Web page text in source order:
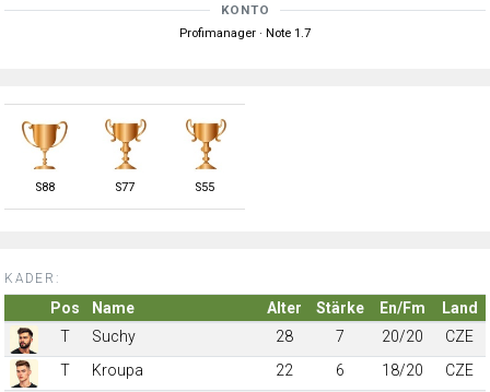
KONTO
Profimanager · Note 1.7
S88 S77 S55
KADER:
Pos Name Alter Stärke En/Fm
Land
T
Suchy 28 7 20/20
CZE
T
Kroupa 22 6 18/20
CZE